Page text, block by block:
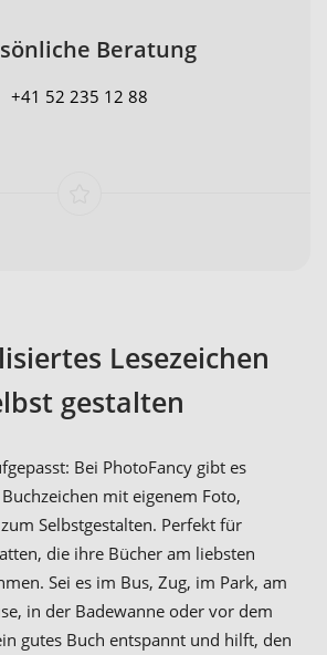
Beratung
+41 52 235 12 88
Lesezeichen
gestalten
Bei PhotoFancy gibt es
mit eigenem Foto,
Selbstgestalten. Perfekt für
die ihre Bücher am liebsten
Sei es im Bus, Zug, im Park, am
in der Badewanne oder vor dem
gutes Buch entspannt und hilft, den